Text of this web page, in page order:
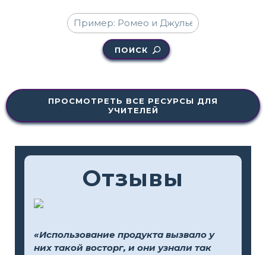
ПОИСК
ПРОСМОТРЕТЬ ВСЕ РЕСУРСЫ ДЛЯ
УЧИТЕЛЕЙ
Отзывы
«Использование продукта вызвало у
них такой восторг, и они узнали так